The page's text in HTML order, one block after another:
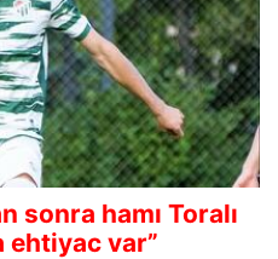
sonra hamı Toralı
ehtiyac var”